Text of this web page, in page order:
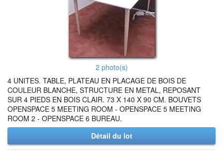
2 photo(s)
4 UNITES. TABLE, PLATEAU EN PLACAGE DE BOIS DE
COULEUR BLANCHE, STRUCTURE EN METAL, REPOSANT
SUR 4 PIEDS EN BOIS CLAIR. 73 X 140 X 90 CM. BOUVETS
OPENSPACE 5 MEETING ROOM - OPENSPACE 5 MEETING
ROOM 2 - OPENSPACE 6 BUREAU.
Détail du lot